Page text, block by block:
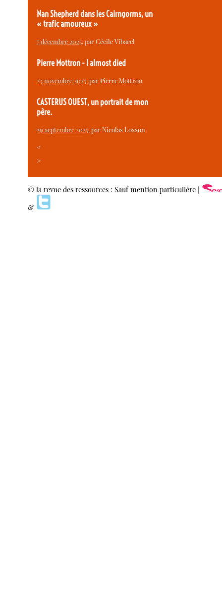
Nan Shepherd dans les Cairngorms, un
« trafic amoureux »
7 décembre 2025, parCécile Vibarel
Pierre Mottron - I almost died
23 novembre 2025, parPierre Mottron
CASTERUS OUEST, un portrait de mon
père.
29 septembre 2025, parNicolas Losson
<
>
© la revue des ressources : Sauf mention particulière |
&